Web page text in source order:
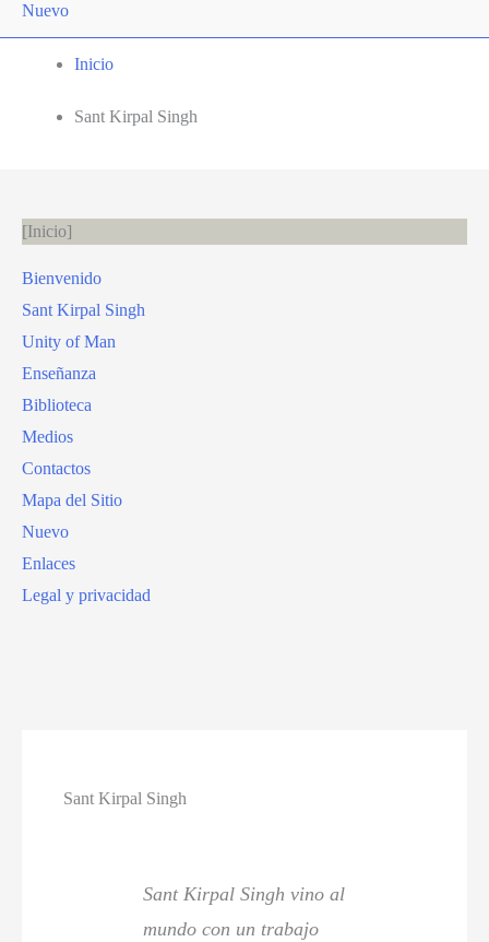
Nuevo
Inicio
Sant Kirpal Singh
Inicio
Bienvenido
Sant Kirpal Singh
Unity of Man
Enseñanza
Biblioteca
Medios
Contactos
Mapa del Sitio
Nuevo
Enlaces
Legal y privacidad
Sant Kirpal Singh
Sant Kirpal Singh vino al
mundo con un trabajo